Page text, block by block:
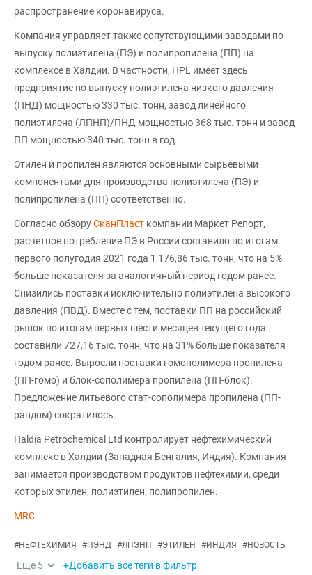
распространение коронавируса.
Компания управляет также сопутствующими заводами по
выпуску полиэтилена (ПЭ) и полипропилена (ПП) на
комплексе в Халдии. В частности, HPL имеет здесь
предприятие по выпуску полиэтилена низкого давления
(ПНД) мощностью 330 тыс. тонн, завод линейного
полиэтилена (ЛПНП)/ПНД мощностью 368 тыс. тонн и завод
ПП мощностью 340 тыс. тонн в год.
Этилен и пропилен являются основными сырьевыми
компонентами для производства полиэтилена (ПЭ) и
полипропилена (ПП) соответственно.
Согласно обзоруСканПласт компании Маркет Репорт,
расчетное потребление ПЭ в России составило по итогам
первого полугодия 2021 года 1 176,86 тыс. тонн, что на 5%
больше показателя за аналогичный период годом ранее.
Снизились поставки исключительно полиэтилена высокого
давления (ПВД). Вместе с тем, поставки ПП на российский
рынок по итогам первых шести месяцев текущего года
составили 727,16 тыс. тонн, что на 31% больше показателя
годом ранее. Выросли поставки гомополимера пропилена
(ПП-гомо) и блок-сополимера пропилена (ПП-блок).
Предложение литьевого стат-сополимера пропилена (ПП-
рандом) сократилось.
Haldia Petrochemical Ltd контролирует нефтехимический
комплекс в Халдии (Западная Бенгалия, Индия). Компания
занимается производством продуктов нефтехимии, среди
которых этилен, полиэтилен, полипропилен.
MRC
#НЕФТЕХИМИЯ #ПЭНД #ЛПЭНП #ЭТИЛЕН #ИНДИЯ #НОВОСТЬ
Еще 5 +Добавить все теги в фильтр